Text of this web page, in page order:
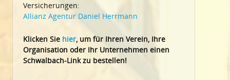
Versicherungen:
Allianz Agentur Daniel Herrmann
Klicken Sie hier, um für Ihren Verein, Ihre
Organisation oder Ihr Unternehmen einen
Schwalbach-Link zu bestellen!